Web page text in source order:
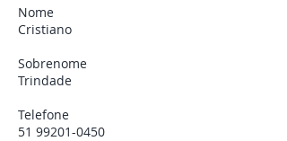
Nome
Cristiano
Sobrenome
Trindade
Telefone
51 99201-0450